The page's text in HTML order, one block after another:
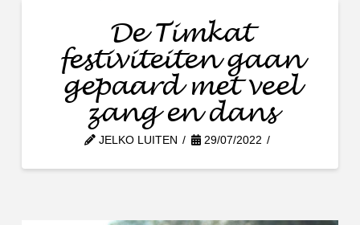
De Timkat
festiviteiten gaan
gepaard met veel
zang en dans
JELKO LUITEN 29/07/2022